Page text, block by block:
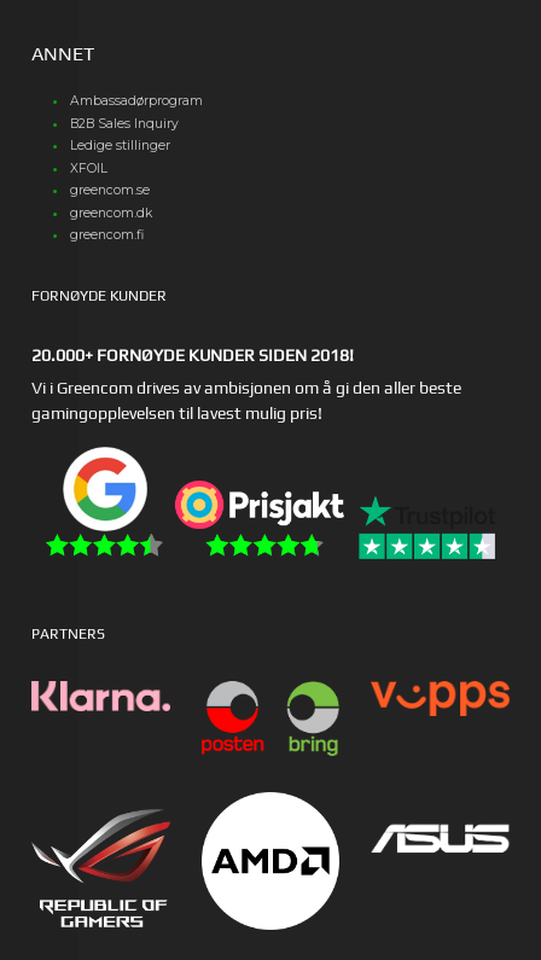
ANNET
Ambassadørprogram
B2B Sales Inquiry
Ledige stillinger
XFOIL
greencom.se
greencom.dk
greencom.fi
FORNØYDE KUNDER
20.000+ FORNØYDE KUNDER SIDEN 2018!
Vi i Greencom drives av ambisjonen om å gi den aller beste
gamingopplevelsen til lavest mulig pris!
PARTNERS